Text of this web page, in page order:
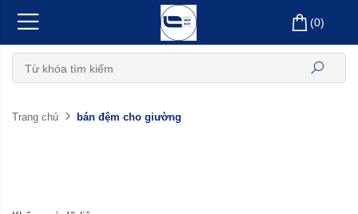
(0)
Trang chủ bán đệm cho giường